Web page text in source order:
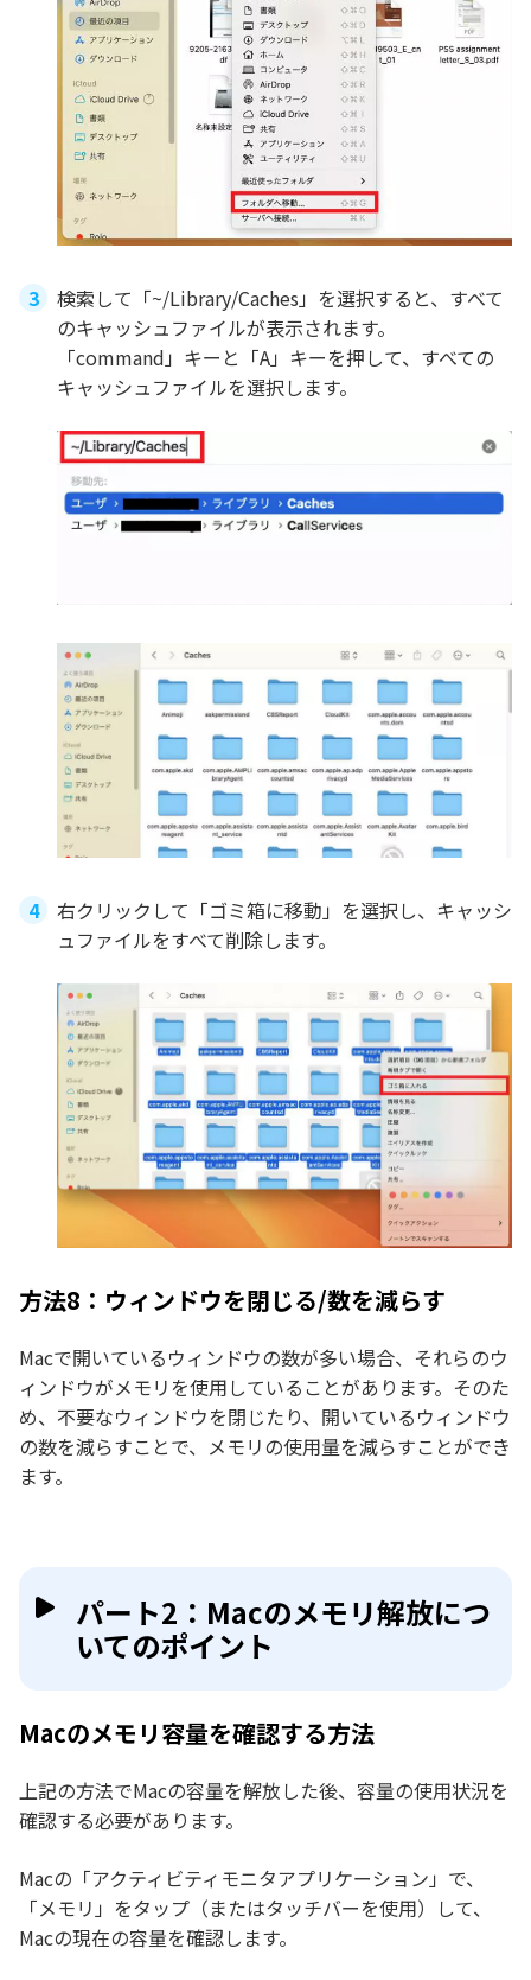
検索して「~/Library/Caches」を選択すると、すべて
のキャッシュファイルが表示されます。
「command」キーと「A」キーを押して、すべての
キャッシュファイルを選択します。
右クリックして「ゴミ箱に移動」を選択し、キャッシ
ュファイルをすべて削除します。
方法8：ウィンドウを閉じる/数を減らす
Macで開いているウィンドウの数が多い場合、それらのウ
ィンドウがメモリを使用していることがあります。そのた
め、不要なウィンドウを閉じたり、開いているウィンドウ
の数を減らすことで、メモリの使用量を減らすことができ
ます。
パート2：Macのメモリ解放につ
いてのポイント
Macのメモリ容量を確認する方法
上記の方法でMacの容量を解放した後、容量の使用状況を
確認する必要があります。
Macの「アクティビティモニタアプリケーション」で、
「メモリ」をタップ（またはタッチバーを使用）して、
Macの現在の容量を確認します。